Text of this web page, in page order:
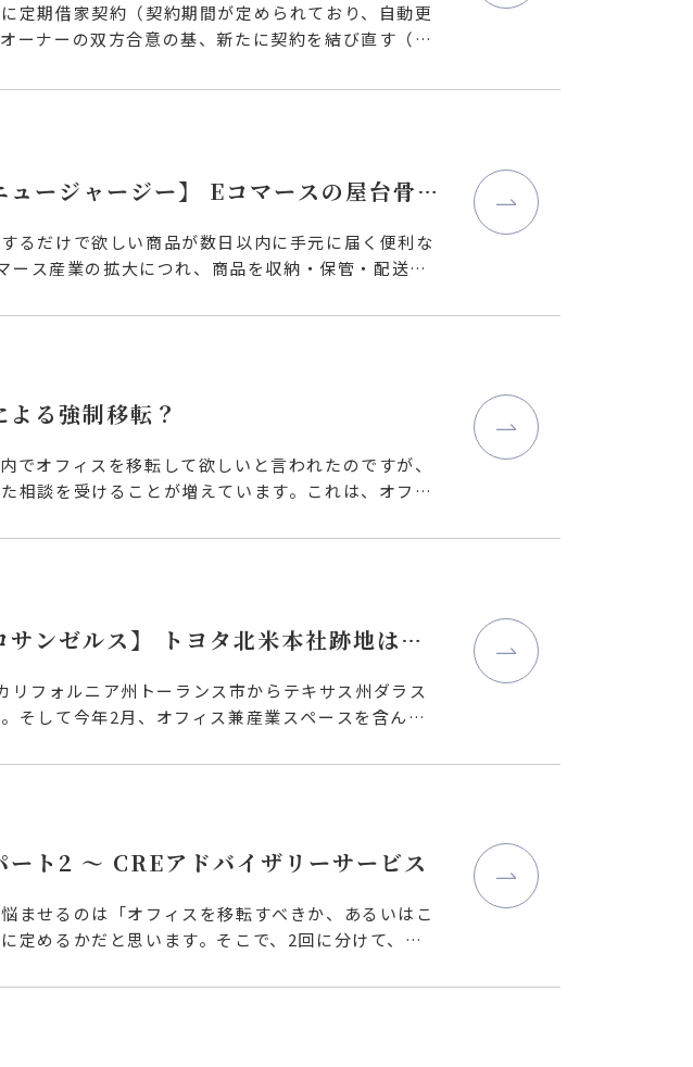
定期借家契約（契約期間が定められており、自動更
ーナーの双方合意の基、新たに契約を結び直す（再
ュージャージー】 Eコマースの屋台骨を
るだけで欲しい商品が数日以内に手元に届く便利な
ス産業の拡大につれ、商品を収納・保管・配送す
よる強制移転？
でオフィスを移転して欲しいと言われたのですが、
相談を受けることが増えています。これは、オフィ
サンゼルス】 トヨタ北米本社跡地は誰
フォルニア州トーランス市からテキサス州ダラス
そして今年2月、オフィス兼産業スペースを含んだ1
ート2 ～ CREアドバイザリーサービス
ませるのは「オフィスを移転すべきか、あるいはこ
定めるかだと思います。そこで、2回に分けて、方